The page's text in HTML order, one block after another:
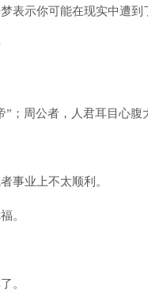
表示你可能在现实中遭
；周公者，人君耳目心
事业上不太顺利。
。
。